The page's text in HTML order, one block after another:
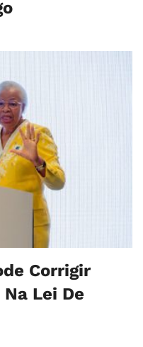
Corrigir
Lei De